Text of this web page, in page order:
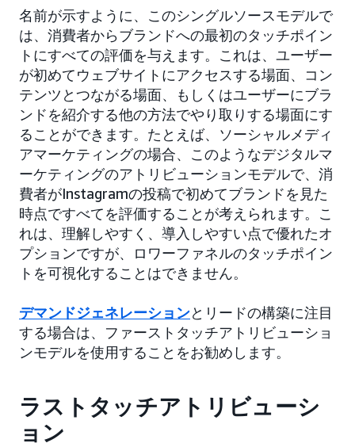
名前が示すように、このシングルソースモデルで
は、消費者からブランドへの最初のタッチポイン
トにすべての評価を与えます。これは、ユーザー
が初めてウェブサイトにアクセスする場面、コン
テンツとつながる場面、もしくはユーザーにブラ
ンドを紹介する他の方法でやり取りする場面にす
ることができます。たとえば、ソーシャルメディ
アマーケティングの場合、このようなデジタルマ
ーケティングのアトリビューションモデルで、消
費者がInstagramの投稿で初めてブランドを見た
時点ですべてを評価することが考えられます。こ
れは、理解しやすく、導入しやすい点で優れたオ
プションですが、ロワーファネルのタッチポイン
トを可視化することはできません。
デマンドジェネレーションとリードの構築に注目
する場合は、ファーストタッチアトリビューショ
ンモデルを使用することをお勧めします。
ラストタッチアトリビューシ
ョン